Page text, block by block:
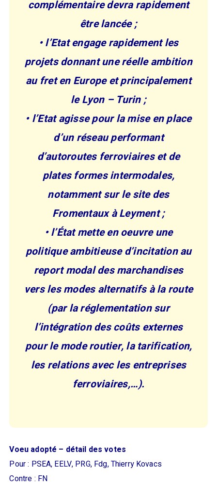
complémentaire devra rapidement
être lancée ;
• l’Etat engage rapidement les
projets donnant une réelle ambition
au fret en Europe et principalement
le Lyon – Turin ;
• l’Etat agisse pour la mise en place
d’un réseau performant
d’autoroutes ferroviaires et de
plates formes intermodales,
notamment sur le site des
Fromentaux à Leyment ;
• l’État mette en oeuvre une
politique ambitieuse d’incitation au
report modal des marchandises
vers les modes alternatifs à la route
(par la réglementation sur
l’intégration des coûts externes
pour le mode routier, la tarification,
les relations avec les entreprises
ferroviaires,…).
Voeu adopté – détail des votes
Pour : PSEA, EELV, PRG, Fdg, Thierry Kovacs
Contre : FN